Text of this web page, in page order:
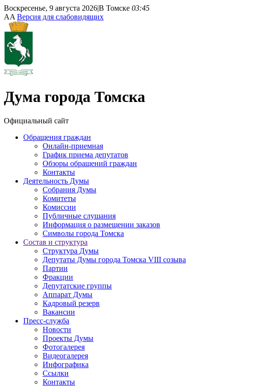
Воскресенье, 9 августа 2026|В Томске 03:45
AA Версия для слабовидящих
Дума города Томска
Официальный сайт
Обращения граждан
Онлайн-приемная
График приема депутатов
Обзоры обращений граждан
Контакты
Деятельность Думы
Собрания Думы
Комитеты
Комиссии
Публичные слушания
Информация о размещении заказов
Символы города Томска
Состав и структура
Структура Думы
Депутаты Думы города Томска VIII созыва
Партии
Фракции
Депутатские группы
Аппарат Думы
Кадровый резерв
Вакансии
Пресс-служба
Новости
Проекты Думы
Фотогалерея
Видеогалерея
Инфографика
Ссылки
Контакты